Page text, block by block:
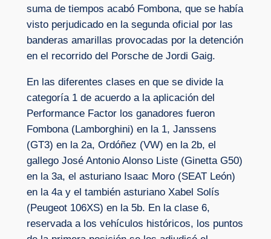
suma de tiempos acabó Fombona, que se había
visto perjudicado en la segunda oficial por las
banderas amarillas provocadas por la detención
en el recorrido del Porsche de Jordi Gaig.
En las diferentes clases en que se divide la
categoría 1 de acuerdo a la aplicación del
Performance Factor los ganadores fueron
Fombona (Lamborghini) en la 1, Janssens
(GT3) en la 2a, Ordóñez (VW) en la 2b, el
gallego José Antonio Alonso Liste (Ginetta G50)
en la 3a, el asturiano Isaac Moro (SEAT León)
en la 4a y el también asturiano Xabel Solís
(Peugeot 106XS) en la 5b. En la clase 6,
reservada a los vehículos históricos, los puntos